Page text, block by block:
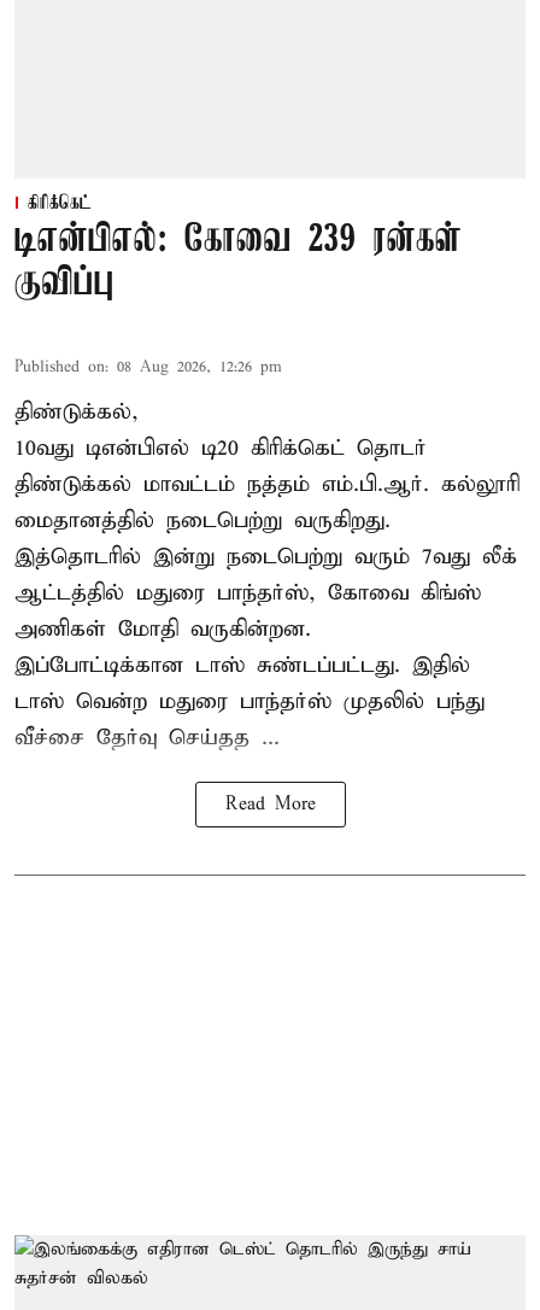
கிரிக்கெட்
டிஎன்பிஎல்: கோவை 239 ரன்கள்
குவிப்பு
Published on: 08 Aug 2026, 12:26 pm
திண்டுக்கல்,
10வது டிஎன்பிஎல் டி20 கிரிக்கெட் தொடர்
திண்டுக்கல் மாவட்டம் நத்தம் எம்.பி.ஆர். கல்லூரி
மைதானத்தில் நடைபெற்று வருகிறது.
இத்தொடரில் இன்று நடைபெற்று வரும் 7வது லீக்
ஆட்டத்தில் மதுரை பாந்தர்ஸ், கோவை கிங்ஸ்
அணிகள் மோதி வருகின்றன.
இப்போட்டிக்கான டாஸ் சுண்டப்பட்டது. இதில்
டாஸ் வென்ற மதுரை பாந்தர்ஸ் முதலில் பந்து
வீச்சை தேர்வு செய்தத ...
Read More